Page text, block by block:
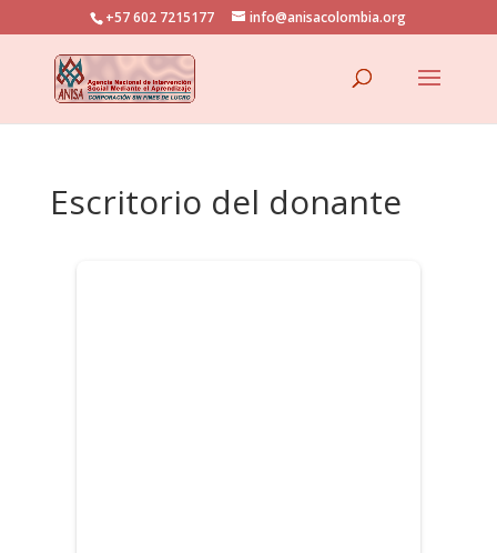
+57 602 7215177 info@anisacolombia.org
Escritorio del donante